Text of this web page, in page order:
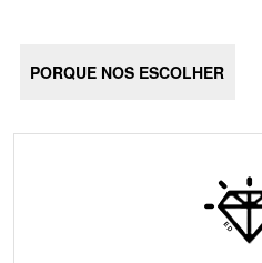
PORQUE NOS ESCOLHER